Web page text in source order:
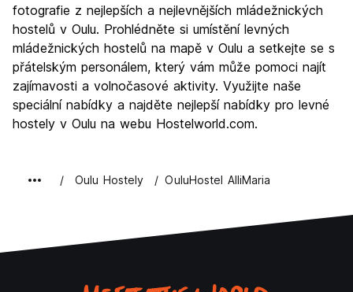
fotografie z nejlepších a nejlevnějších mládežnických
hostelů v Oulu. Prohlédněte si umístění levných
mládežnických hostelů na mapě v Oulu a setkejte se s
přátelským personálem, který vám může pomoci najít
zajímavosti a volnočasové aktivity. Využijte naše
speciální nabídky a najděte nejlepší nabídky pro levné
hostely v Oulu na webu Hostelworld.com.
Oulu Hostely OuluHostel AlliMaria